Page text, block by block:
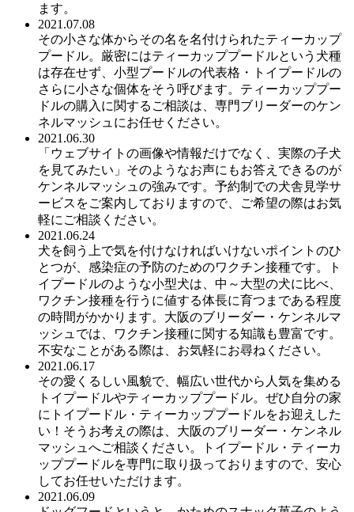
ます。
2021.07.08
その小さな体からその名を名付けられたティーカップ
プードル。厳密にはティーカッププードルという犬種
は存在せず、小型プードルの代表格・トイプードルの
さらに小さな個体をそう呼びます。ティーカッププー
ドルの購入に関するご相談は、専門ブリーダーのケン
ネルマッシュにお任せください。
2021.06.30
「ウェブサイトの画像や情報だけでなく、実際の子犬
を見てみたい」そのようなお声にもお答えできるのが
ケンネルマッシュの強みです。予約制での犬舎見学サ
ービスをご案内しておりますので、ご希望の際はお気
軽にご相談ください。
2021.06.24
犬を飼う上で気を付けなければいけないポイントのひ
とつが、感染症の予防のためのワクチン接種です。ト
イプードルのような小型犬は、中～大型の犬に比べ、
ワクチン接種を行うに値する体長に育つまである程度
の時間がかかります。大阪のブリーダー・ケンネルマ
ッシュでは、ワクチン接種に関する知識も豊富です。
不安なことがある際は、お気軽にお尋ねください。
2021.06.17
その愛くるしい風貌で、幅広い世代から人気を集める
トイプードルやティーカッププードル。ぜひ自分の家
にトイプードル・ティーカッププードルをお迎えした
い！そうお考えの際は、大阪のブリーダー・ケンネル
マッシュへご相談ください。トイプードル・ティーカ
ッププードルを専門に取り扱っておりますので、安心
してお任せいただけます。
2021.06.09